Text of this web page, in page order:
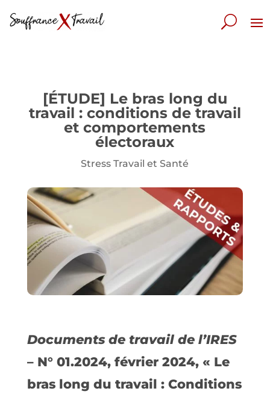
[ÉTUDE] Le bras long du
travail : conditions de travail
et comportements
électoraux
Stress Travail et Santé
Documents de travail de l’IRES
– N° 01.2024, février 2024, « Le
bras long du travail : Conditions